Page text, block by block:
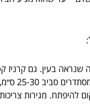
שנראה בעין. גם קרניז
אלבומים וקלסרים אוהבים יותר.
להיפתח. מגירות